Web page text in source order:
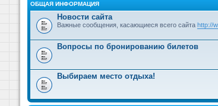
ОБЩАЯ ИНФОРМАЦИЯ
Новости сайта
Важные сообщения, касающиеся всего сайта http://
Вопросы по бронированию билетов
Выбираем место отдыха!